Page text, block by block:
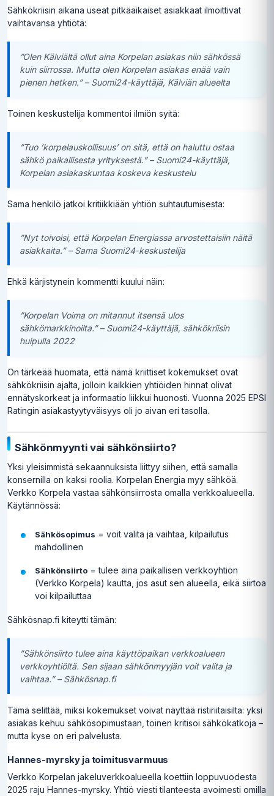
Sähkökriisin aikana useat pitkäaikaiset asiakkaat ilmoittivat
vaihtavansa yhtiötä:
”Olen Kälviältä ollut aina Korpelan asiakas niin sähkössä
kuin siirrossa. Mutta olen Korpelan asiakas enää vain
pienen hetken.” – Suomi24-käyttäjä, Kälviän alueelta
Toinen keskustelija kommentoi ilmiön syitä:
”Tuo ’korpelauskollisuus’ on sitä, että on haluttu ostaa
sähkö paikallisesta yrityksestä.” – Suomi24-käyttäjä,
Korpelan asiakaskuntaa koskeva keskustelu
Sama henkilö jatkoi kritiikkiään yhtiön suhtautumisesta:
”Nyt toivoisi, että Korpelan Energiassa arvostettaisiin näitä
asiakkaita.” – Sama Suomi24-keskustelija
Ehkä kärjistynein kommentti kuului näin:
”Korpelan Voima on mitannut itsensä ulos
sähkömarkkinoilta.” – Suomi24-käyttäjä, sähkökriisin
huipulla 2022
On tärkeää huomata, että nämä kriittiset kokemukset ovat
sähkökriisin ajalta, jolloin kaikkien yhtiöiden hinnat olivat
ennätyskorkeat ja informaatio liikkui huonosti. Vuonna 2025 EPSI
Ratingin asiakastyytyväisyys oli jo aivan eri tasolla.
Sähkönmyynti vai sähkönsiirto?
Yksi yleisimmistä sekaannuksista liittyy siihen, että samalla
konsernilla on kaksi roolia. Korpelan Energia myy sähköä.
Verkko Korpela vastaa sähkönsiirrosta omalla verkkoalueella.
Käytännössä:
Sähkösopimus = voit valita ja vaihtaa, kilpailutus
mahdollinen
Sähkönsiirto= tulee aina paikallisen verkkoyhtiön
(Verkko Korpela) kautta, jos asut sen alueella, eikä siirtoa
voi kilpailuttaa
Sähkösnap.fi kiteytti tämän:
”Sähkönsiirto tulee aina käyttöpaikan verkkoalueen
verkkoyhtiöltä. Sen sijaan sähkönmyyjän voit valita ja
vaihtaa.” – Sähkösnap.fi
Tämä selittää, miksi kokemukset voivat näyttää ristiriitaisilta: yksi
asiakas kehuu sähkösopimustaan, toinen kritisoi sähkökatkoja –
mutta kyse on eri palvelusta.
Hannes-myrsky ja toimitusvarmuus
Verkko Korpelan jakeluverkkoalueella koettiin loppuvuodesta
2025 raju Hannes-myrsky. Yhtiö viesti tilanteesta avoimesti omilla